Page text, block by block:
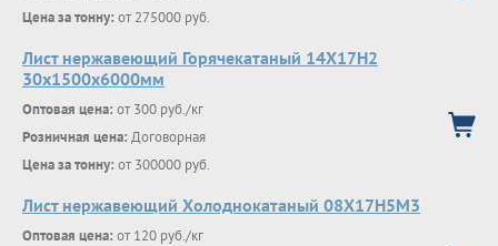
Цена за тонну: от 275000 руб.
Лист нержавеющий Горячекатаный 14Х17Н2
30x1500x6000мм
Оптовая цена: от 300 руб./кг
Розничная цена: Договорная
Цена за тонну: от 300000 руб.
Лист нержавеющий Холоднокатаный 08X17Н5М3
Оптовая цена: от 120 руб./кг